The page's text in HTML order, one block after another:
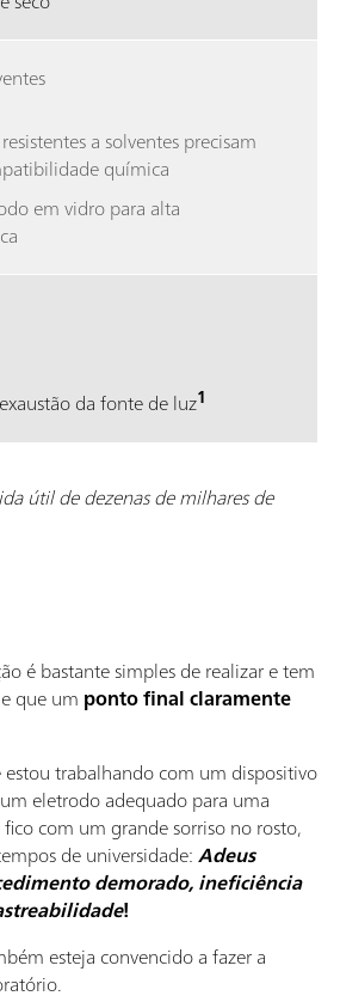
a solventes precisam
química
em vidro para alta
da fonte de luz1
útil de dezenas de milhares de
é bastante simples de realizar e tem
que um ponto final claramente
trabalhando com um dispositivo
eletrodo adequado para uma
com um grande sorriso no rosto,
de universidade:Adeus
demorado, ineficiência
!
esteja convencido a fazer a